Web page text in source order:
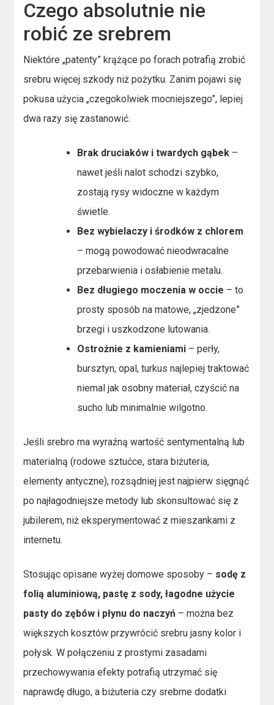
Czego absolutnie nie
robić ze srebrem
Niektóre „patenty” krążące po forach potrafią zrobić
srebru więcej szkody niż pożytku. Zanim pojawi się
pokusa użycia „czegokolwiek mocniejszego”, lepiej
dwa razy się zastanowić.
Brak druciaków i twardych gąbek –
nawet jeśli nalot schodzi szybko,
zostają rysy widoczne w każdym
świetle.
Bez wybielaczy i środków z chlorem
– mogą powodować nieodwracalne
przebarwienia i osłabienie metalu.
Bez długiego moczenia w occie – to
prosty sposób na matowe, „zjedzone”
brzegi i uszkodzone lutowania.
Ostrożnie z kamieniami – perły,
bursztyn, opal, turkus najlepiej traktować
niemal jak osobny materiał, czyścić na
sucho lub minimalnie wilgotno.
Jeśli srebro ma wyraźną wartość sentymentalną lub
materialną (rodowe sztućce, stara biżuteria,
elementy antyczne), rozsądniej jest najpierw sięgnąć
po najłagodniejsze metody lub skonsultować się z
jubilerem, niż eksperymentować z mieszankami z
internetu.
Stosując opisane wyżej domowe sposoby – sodę z
folią aluminiową, pastę z sody, łagodne użycie
pasty do zębów i płynu do naczyń – można bez
większych kosztów przywrócić srebru jasny kolor i
połysk. W połączeniu z prostymi zasadami
przechowywania efekty potrafią utrzymać się
naprawdę długo, a biżuteria czy srebrne dodatki